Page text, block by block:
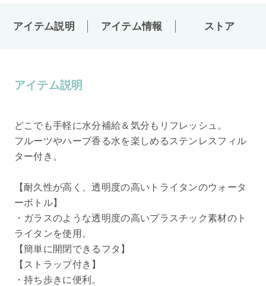
アイテム説明 アイテム情報 ストア
アイテム説明
どこでも手軽に水分補給＆気分もリフレッシュ。
フルーツやハーブ香る水を楽しめるステンレスフィル
ター付き。
【耐久性が高く、透明度の高いトライタンのウォータ
ーボトル】
・ガラスのような透明度の高いプラスチック素材のト
ライタンを使用。
【簡単に開閉できるフタ】
【ストラップ付き】
・持ち歩きに便利。